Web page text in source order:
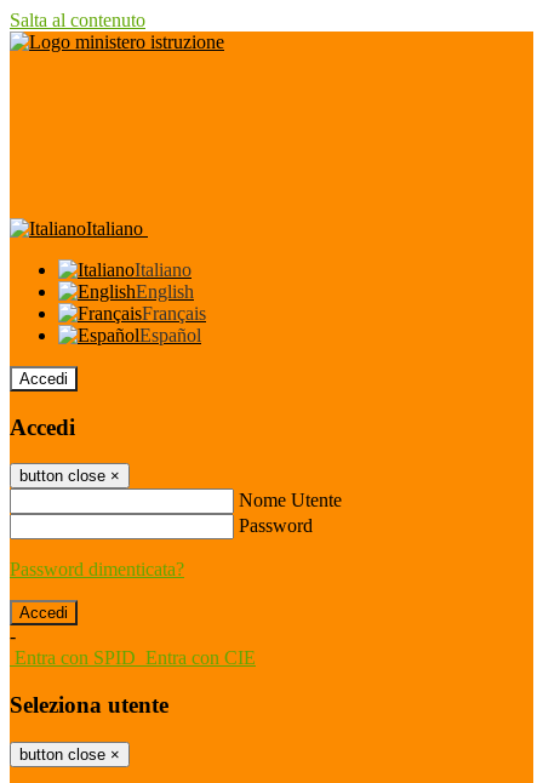
Salta al contenuto
Italiano
Italiano
English
Français
Español
Accedi
Accedi
button close ×
Nome Utente
Password
Password dimenticata?
-
Entra con SPID Entra con CIE
Seleziona utente
button close ×